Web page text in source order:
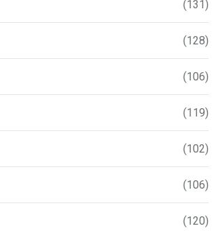
(131)
(128)
(106)
(119)
(102)
(106)
(120)